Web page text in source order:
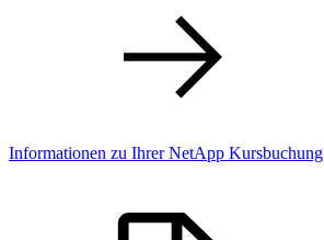
Informationen zu Ihrer NetApp Kursbuchung